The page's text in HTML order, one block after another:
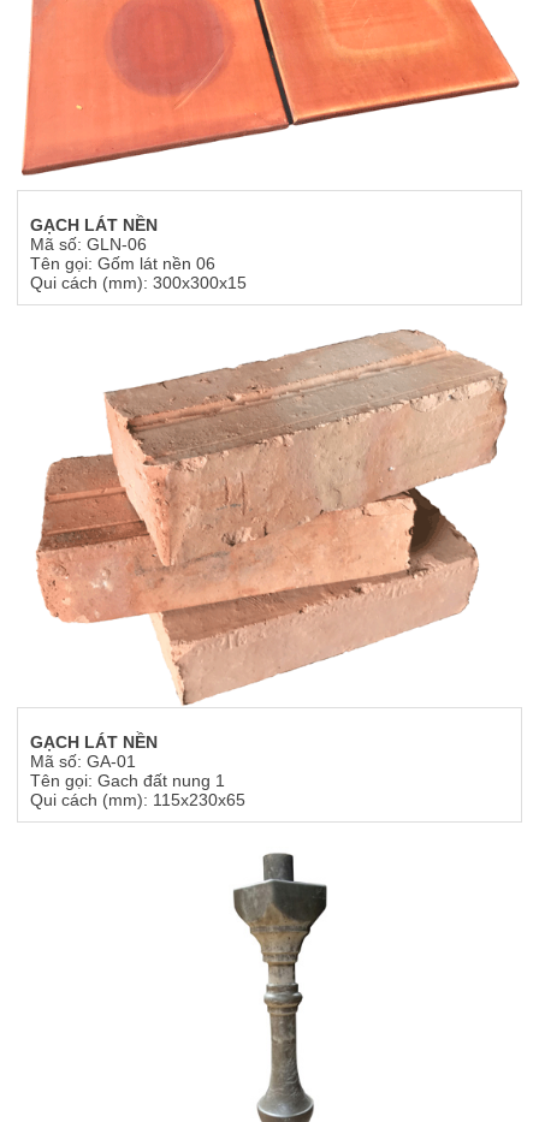
GẠCH LÁT NỀN
Mã số: GLN-06
Tên gọi: Gốm lát nền 06
Qui cách (mm): 300x300x15
GẠCH LÁT NỀN
Mã số: GA-01
Tên gọi: Gach đất nung 1
Qui cách (mm): 115x230x65